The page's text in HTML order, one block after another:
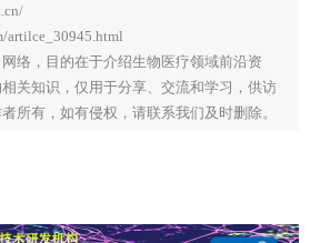
artilce_30945.html
络，目的在于介绍生物医疗领域前沿资
关知识，仅用于分享、交流和学习，供访
所有，如有侵权，请联系我们及时删除。